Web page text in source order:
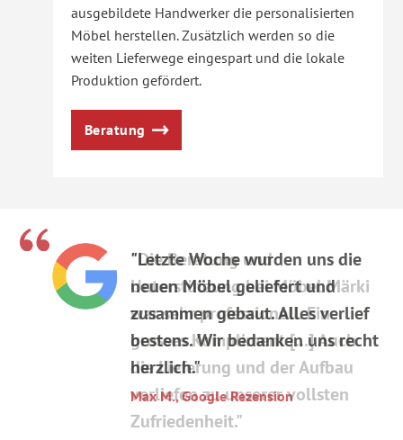
ausgebildete Handwerker die personalisierten
Möbel herstellen. Zusätzlich werden so die
weiten Lieferwege eingespart und die lokale
Produktion gefördert.
Beratung
"Letzte Woche wurden uns die
neuen Möbel geliefert und
zusammen gebaut. Alles verlief
bestens. Wir bedanken uns recht
herzlich."
Max M., Google Rezension